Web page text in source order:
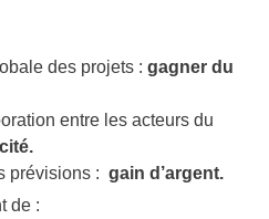
des projets :gagner du
entre les acteurs du
prévisions :gain d’argent.
de :